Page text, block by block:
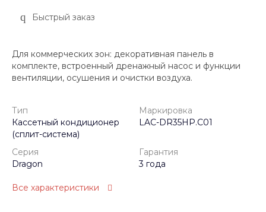
Быстрый заказ
Для коммерческих зон: декоративная панель в
комплекте, встроенный дренажный насос и функции
вентиляции, осушения и очистки воздуха.
Тип
Кассетный кондиционер
(сплит-система)
Маркировка
LAC-DR35HP.C01
Серия
Dragon
Гарантия
3 года
Все характеристики